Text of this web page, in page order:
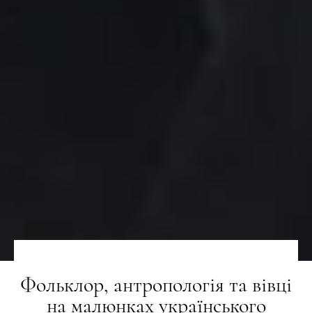
Фольклор, антропологія та вівці
на малюнках українського